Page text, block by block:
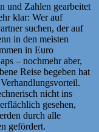
und Zahlen gearbeitet
klar: Wer auf
suchen, der auf
in den meisten
in Euro
– nochmehr aber,
Reise begeben hat
nicht ins
gesehen,
durch alle
gefördert.